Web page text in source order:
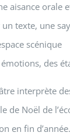
aisance orale
texte, une
scénique
des
interprète
de Noël de
en fin d’année.